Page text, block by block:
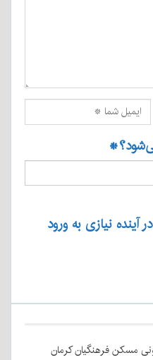
*
آینده نیازی به ورود
مسکن فرهنگیان کرمان